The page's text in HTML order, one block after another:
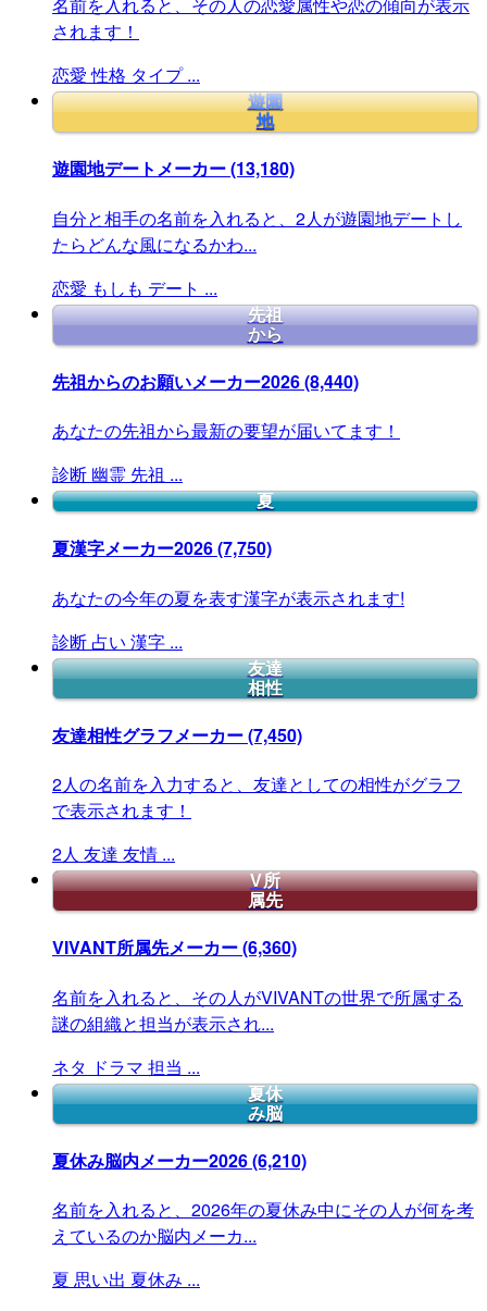
されます！
恋愛 性格 タイプ ...
遊園
地
遊園地デートメーカー(13,180)
自分と相手の名前を入れると、2人が遊園地デートし
たらどんな風になるかわ...
恋愛 もしも デート ...
先祖
から
先祖からのお願いメーカー2026(8,440)
あなたの先祖から最新の要望が届いてます！
診断 幽霊 先祖 ...
夏
夏漢字メーカー2026(7,750)
あなたの今年の夏を表す漢字が表示されます!
診断 占い 漢字 ...
友達
相性
友達相性グラフメーカー(7,450)
2人の名前を入力すると、友達としての相性がグラフ
で表示されます！
2人 友達 友情 ...
V所
属先
VIVANT所属先メーカー(6,360)
名前を入れると、その人がVIVANTの世界で所属する
謎の組織と担当が表示され...
ネタ ドラマ 担当 ...
夏休
み脳
夏休み脳内メーカー2026(6,210)
名前を入れると、2026年の夏休み中にその人が何を考
えているのか脳内メーカ...
夏 思い出 夏休み ...